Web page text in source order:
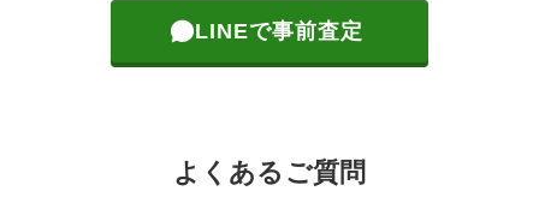
LINEで事前査定
よくあるご質問